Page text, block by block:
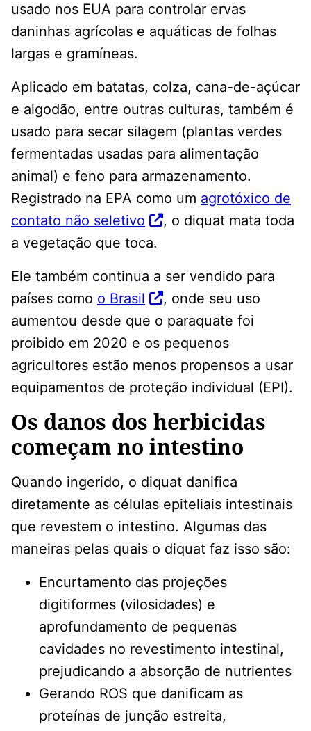
usado nos EUA para controlar ervas
daninhas agrícolas e aquáticas de folhas
largas e gramíneas.
Aplicado em batatas, colza, cana-de-açúcar
e algodão, entre outras culturas, também é
usado para secar silagem (plantas verdes
fermentadas usadas para alimentação
animal) e feno para armazenamento.
Registrado na EPA como um agrotóxico de
contato não seletivo
, o diquat mata toda
a vegetação que toca.
Ele também continua a ser vendido para
países como o Brasil
, onde seu uso
aumentou desde que o paraquate foi
proibido em 2020 e os pequenos
agricultores estão menos propensos a usar
equipamentos de proteção individual (EPI).
Os danos dos herbicidas
começam no intestino
Quando ingerido, o diquat danifica
diretamente as células epiteliais intestinais
que revestem o intestino. Algumas das
maneiras pelas quais o diquat faz isso são:
Encurtamento das projeções
digitiformes (vilosidades) e
aprofundamento de pequenas
cavidades no revestimento intestinal,
prejudicando a absorção de nutrientes
Gerando ROS que danificam as
proteínas de junção estreita,